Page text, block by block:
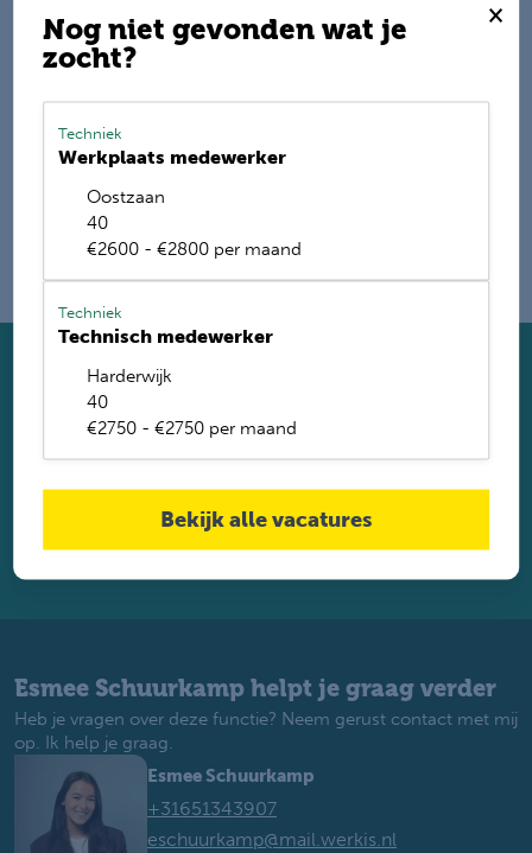
×
Nog niet gevonden wat je
zocht?
Techniek
Werkplaats medewerker
Oostzaan
40
€2600 - €2800 per maand
Techniek
Technisch medewerker
Harderwijk
40
€2750 - €2750 per maand
Bekijk alle vacatures
E-mail mij de nieuwste vacatures
Name
Solliciteer direct
Twijfel je of je geschikt bent? Laat dan toch je gegevens
achter. Met ruim 1.200 vacatures vinden wij voor jou de
perfecte baan. Je krijgt binnen 2 werkdagen reactie.
Solliciteren
Solliciteren via Whatsapp
Esmee Schuurkamp helpt je graag verder
Heb je vragen over deze functie? Neem gerust contact met mij
op. Ik help je graag.
Esmee Schuurkamp
+31651343907
eschuurkamp@mail.werkis.nl